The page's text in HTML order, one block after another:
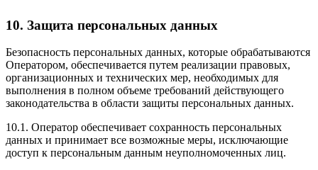
10. Защита персональных данных
Безопасность персональных данных, которые обрабатываются
Оператором, обеспечивается путем реализации правовых,
организационных и технических мер, необходимых для
выполнения в полном объеме требований действующего
законодательства в области защиты персональных данных.
10.1. Оператор обеспечивает сохранность персональных
данных и принимает все возможные меры, исключающие
доступ к персональным данным неуполномоченных лиц.